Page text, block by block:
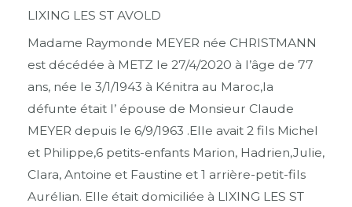
LIXING LES ST AVOLD
Madame Raymonde MEYER née CHRISTMANN
est décédée à METZ le 27/4/2020 à l’âge de 77
ans, née le 3/1/1943 à Kénitra au Maroc,la
défunte était l’ épouse de Monsieur Claude
MEYER depuis le 6/9/1963 .Elle avait 2 fils Michel
et Philippe,6 petits-enfants Marion, Hadrien,Julie,
Clara, Antoine et Faustine et 1 arrière-petit-fils
Aurélian. Elle était domiciliée à LIXING LES ST